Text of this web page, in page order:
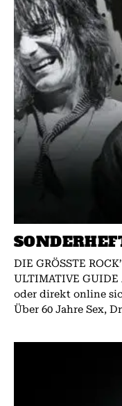
DIE GRÖSSTE
ULTIMATIVE GUIDE
oder direkt online
Über 60 Jahre Sex,